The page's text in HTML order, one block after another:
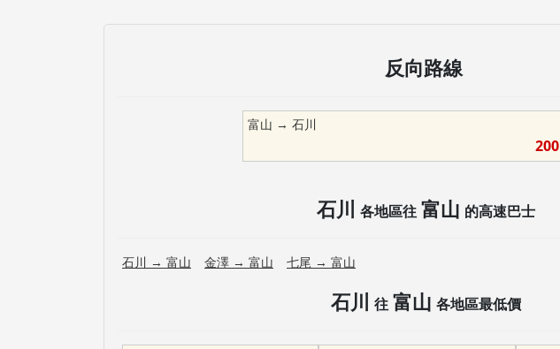
反向路線
富山 →石川
200
石川 各地區往 富山 的高速巴士
石川 → 富山 金澤 → 富山 七尾 → 富山
石川 往 富山 各地區最低價